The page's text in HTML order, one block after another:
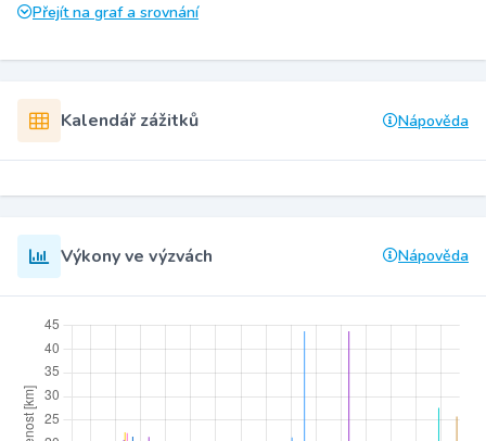
Přejít na graf a srovnání
Kalendář zážitků Nápověda
Výkony ve výzvách Nápověda